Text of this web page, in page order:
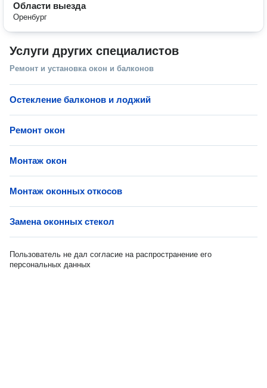
Области выезда
Оренбург
Услуги других специалистов
Ремонт и установка окон и балконов
Остекление балконов и лоджий
Ремонт окон
Монтаж окон
Монтаж оконных откосов
Замена оконных стекол
Пользователь не дал согласие на распространение его
персональных данных